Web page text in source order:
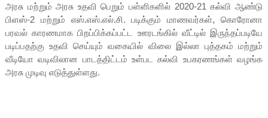
அரசு மற்றும் அரசு உதவி பெறும் பள்ளிகளில் 2020-21 கல்வி ஆண்டு
பிளஸ்-2 மற்றும் எஸ்.எஸ்.எல்.சி. படிக்கும் மாணவர்கள், கொரோனா
பரவல் காரணமாக பிறப்பிக்கப்பட்ட ஊரடங்கில் வீட்டில் இருந்தப்படியே
படிப்பதற்கு உதவி செய்யும் வகையில் விலை இல்லா புத்தகம் மற்றும்
வீடியோ வடிவிலான பாடத்திட்டம் உள்பட கல்வி உபகரணங்கள் வழங்க
அரசு முடிவு எடுத்துள்ளது.